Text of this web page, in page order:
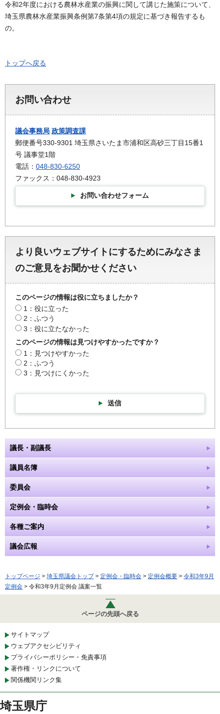
令和2年度における農林水産業の振興に関して講じた施策について、
埼玉県農林水産業振興条例第7条第4項の規定に基づき報告するも
の。
トップへ戻る
お問い合わせ
議会事務局 政策調査課
郵便番号330-9301 埼玉県さいたま市浦和区高砂三丁目15番1
号 議事堂1階
電話： 048-830-6250
ファックス：048-830-4923
お問い合わせフォーム
より良いウェブサイトにするためにみなさま
のご意見をお聞かせください
このページの情報は役に立ちましたか？
1：役に立った
2：ふつう
3：役に立たなかった
このページの情報は見つけやすかったですか？
1：見つけやすかった
2：ふつう
3：見つけにくかった
送信
議長・副議長
議員名簿
委員会
定例会・臨時会
各種ご案内
議会広報
トップページ > 埼玉県議会トップ> 定例会・臨時会 > 定例会概要 > 令和3年9月
定例会 > 令和3年9月定例会 議案一覧
ページの先頭へ戻る
サイトマップ
ウェブアクセシビリティ
プライバシーポリシー・免責事項
著作権・リンクについて
関係機関リンク集
埼玉県庁